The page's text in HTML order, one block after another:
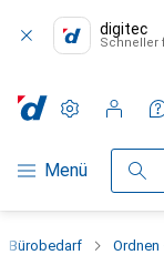
digitec
Schneller
Navigation nach
Menü Suche
Einstellungen
Kundenkonto
Merklisten
Warenkorb
Bürobedarf Ordnen